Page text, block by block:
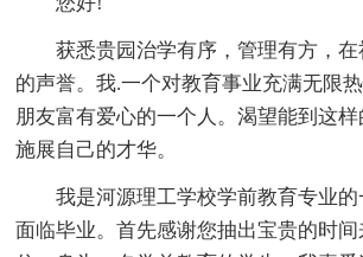
获悉贵园治学有序，管理有方，
的声誉。我.一个对教育事业充满无限
朋友富有爱心的一个人。渴望能到这样
施展自己的才华。
我是河源理工学校学前教育专业
面临毕业。首先感谢您抽出宝贵的时